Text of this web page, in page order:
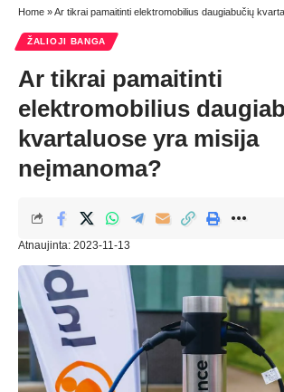
Home »Ar tikrai pamaitinti elektromobilius daugiabučių
ŽALIOJI BANGA
Ar tikrai pamaitinti
elektromobilius
kvartaluose yra misija
neįmanoma?
Atnaujinta: 2023-11-13